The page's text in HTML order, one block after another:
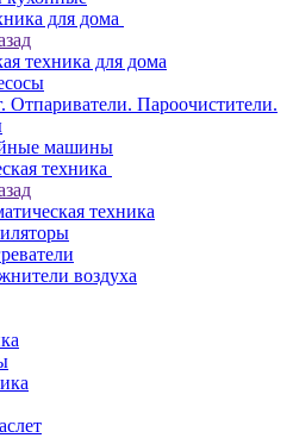
для дома
техника для дома
Отпариватели. Пароочистители.
машины
техника
техника
воздуха